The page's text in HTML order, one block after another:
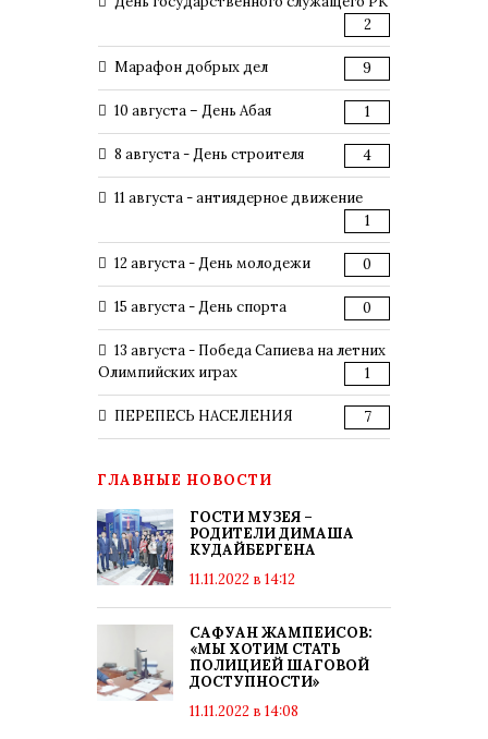
2
Марафон добрых дел 9
10 августа – День Абая 1
8 августа - День строителя 4
11 августа - антиядерное движение
1
12 августа - День молодежи 0
15 августа - День спорта 0
13 августа - Победа Сапиева на летних
Олимпийских играх
1
ПЕРЕПЕСЬ НАСЕЛЕНИЯ 7
ГЛАВНЫЕ НОВОСТИ
ГОСТИ МУЗЕЯ –
РОДИТЕЛИ ДИМАША
КУДАЙБЕРГЕНА
11.11.2022 в 14:12
САФУАН ЖАМПЕИСОВ:
«МЫ ХОТИМ СТАТЬ
ПОЛИЦИЕЙ ШАГОВОЙ
ДОСТУПНОСТИ»
11.11.2022 в 14:08